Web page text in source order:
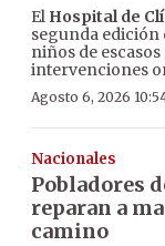
El Hospital de
segunda edición
niños de
intervenciones
Agosto 6, 2026
Nacionales
Pobladores
reparan a
camino